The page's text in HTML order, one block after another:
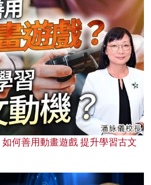
何善用動畫遊戲 提升學習古文